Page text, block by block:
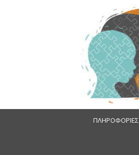
ΠΛΗΡΟΦΟΡΙΕΣ